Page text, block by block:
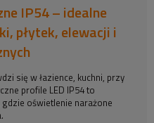
IP54 – idealne
płytek, elewacji i
się w łazience, kuchni, przy
profile LED IP54 to
oświetlenie narażone